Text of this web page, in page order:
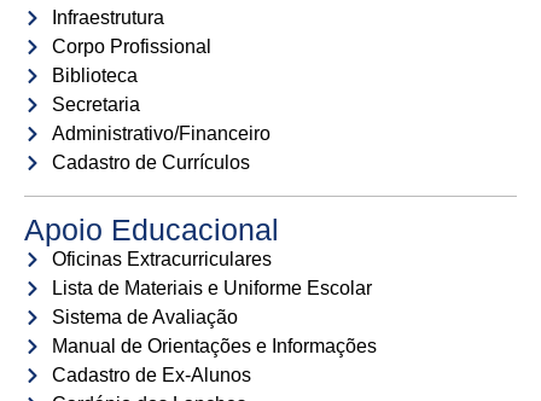
Infraestrutura
Corpo Profissional
Biblioteca
Secretaria
Administrativo/Financeiro
Cadastro de Currículos
Apoio Educacional
Oficinas Extracurriculares
Lista de Materiais e Uniforme Escolar
Sistema de Avaliação
Manual de Orientações e Informações
Cadastro de Ex-Alunos